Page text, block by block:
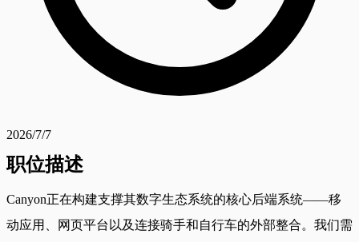
2026/7/7
职位描述
Canyon正在构建支撑其数字生态系统的核心后端系统——移
动应用、网页平台以及连接骑手和自行车的外部整合。我们需